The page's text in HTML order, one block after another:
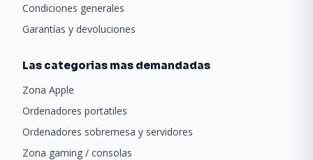
Condiciones generales
Garantías y devoluciones
Las categorias mas demandadas
Zona Apple
Ordenadores portatiles
Ordenadores sobremesa y servidores
Zona gaming / consolas